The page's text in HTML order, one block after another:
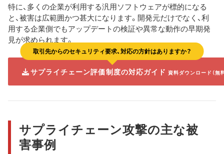
特に、多くの企業が利用する汎用ソフトウェアが標的になる
と、被害は広範囲かつ甚大になります。開発元だけでなく、利
用する企業側でもアップデートの検証や異常な動作の早期発
見が求められます。
取引先からのセキュリティ要求、対応の方針はありますか？
サプライチェーン評価制度の対応ガイド 資料ダウンロード（無
サプライチェーン攻撃の主な被
害事例